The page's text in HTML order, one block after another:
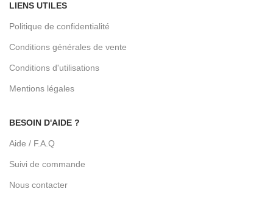
LIENS UTILES
Politique de confidentialité
Conditions générales de vente
Conditions d'utilisations
Mentions légales
BESOIN D'AIDE ?
Aide / F.A.Q
Suivi de commande
Nous contacter